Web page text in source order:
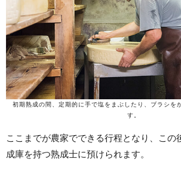
初期熟成の間、定期的に手で塩をまぶしたり、ブラシを
す。
ここまでが農家でできる行程となり、この
成庫を持つ熟成士に預けられます。